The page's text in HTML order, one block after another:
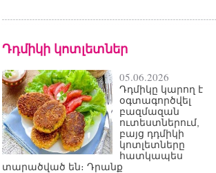
Դդմիկի կոտլետներ
05.06.2026
Դդմիկը կարող է
օգտագործվել
բազմազան
ուտեստներում,
բայց դդմիկի
կոտլետները
հատկապես
տարածված են։ Դրանք